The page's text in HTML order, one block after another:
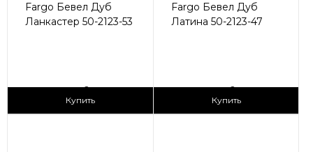
Fargo Бевел Дуб
Ланкастер 50-2123-53
2
Купить
Fargo Бевел Дуб
Латина 50-2123-47
2
Купить